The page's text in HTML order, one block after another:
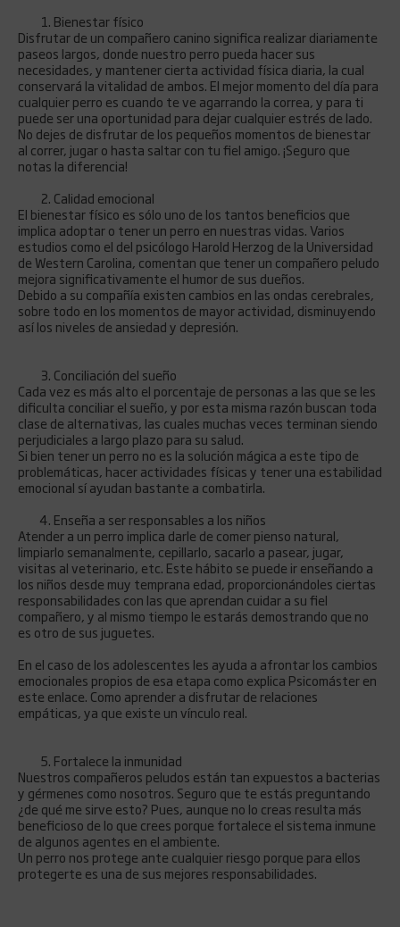
Bienestar físico
Disfrutar de un compañero canino significa realizar diariamente
paseos largos, donde nuestro perro pueda hacer sus
necesidades, y mantener cierta actividad física diaria, la cual
conservará la vitalidad de ambos. El mejor momento del día para
cualquier perro es cuando te ve agarrando la correa, y para ti
puede ser una oportunidad para dejar cualquier estrés de lado.
No dejes de disfrutar de los pequeños momentos de bienestar
al correr, jugar o hasta saltar con tu fiel amigo. ¡Seguro que
notas la diferencia!
Calidad emocional
El bienestar físico es sólo uno de los tantos beneficios que
implica adoptar o tener un perro en nuestras vidas. Varios
estudios como el del psicólogo Harold Herzog de la Universidad
de Western Carolina, comentan que tener un compañero peludo
mejora significativamente el humor de sus dueños.
Debido a su compañía existen cambios en las ondas cerebrales,
sobre todo en los momentos de mayor actividad, disminuyendo
así los niveles de ansiedad y depresión.
Conciliación del sueño
Cada vez es más alto el porcentaje de personas a las que se les
dificulta conciliar el sueño, y por esta misma razón buscan toda
clase de alternativas, las cuales muchas veces terminan siendo
perjudiciales a largo plazo para su salud.
Si bien tener un perro no es la solución mágica a este tipo de
problemáticas, hacer actividades físicas y tener una estabilidad
emocional sí ayudan bastante a combatirla.
Enseña a ser responsables a los niños
Atender a un perro implica darle de comer pienso natural,
limpiarlo semanalmente, cepillarlo, sacarlo a pasear, jugar,
visitas al veterinario, etc. Este hábito se puede ir enseñando a
los niños desde muy temprana edad, proporcionándoles ciertas
responsabilidades con las que aprendan cuidar a su fiel
compañero, y al mismo tiempo le estarás demostrando que no
es otro de sus juguetes.
En el caso de los adolescentes les ayuda a afrontar los cambios
emocionales propios de esa etapa como explica Psicomáster en
este enlace. Como aprender a disfrutar de relaciones
empáticas, ya que existe un vínculo real.
Fortalece la inmunidad
Nuestros compañeros peludos están tan expuestos a bacterias
y gérmenes como nosotros. Seguro que te estás preguntando
¿de qué me sirve esto? Pues, aunque no lo creas resulta más
beneficioso de lo que crees porque fortalece el sistema inmune
de algunos agentes en el ambiente.
Un perro nos protege ante cualquier riesgo porque para ellos
protegerte es una de sus mejores responsabilidades.